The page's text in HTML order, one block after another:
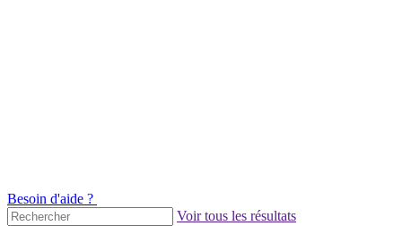
Besoin d'aide ?
Voir tous les résultats